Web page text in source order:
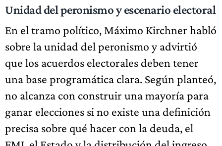
Unidad del peronismo y escenario electoral
En el tramo político, Máximo Kirchner habló
sobre la unidad del peronismo y advirtió
que los acuerdos electorales deben tener
una base programática clara. Según planteó,
no alcanza con construir una mayoría para
ganar elecciones si no existe una definición
precisa sobre qué hacer con la deuda, el